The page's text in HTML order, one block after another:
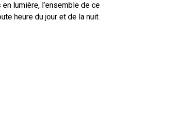
lumière, l’ensemble de ce
heure du jour et de la nuit.